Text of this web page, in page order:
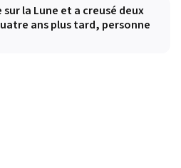
la Lune et a creusé deux
ans plus tard, personne